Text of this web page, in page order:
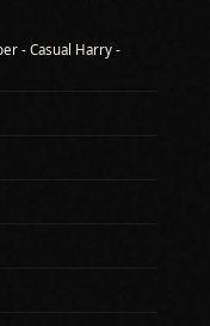
- Casual Harry -